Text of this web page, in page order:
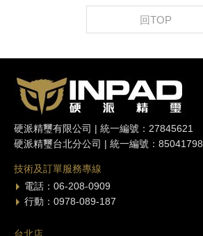
回TOP
硬派精璽有限公司 | 統一編號：27845621
硬派精璽台北分公司 | 統一編號：85041798
技術及訂單服務專線
電話：06-208-0909
行動：0978-089-187